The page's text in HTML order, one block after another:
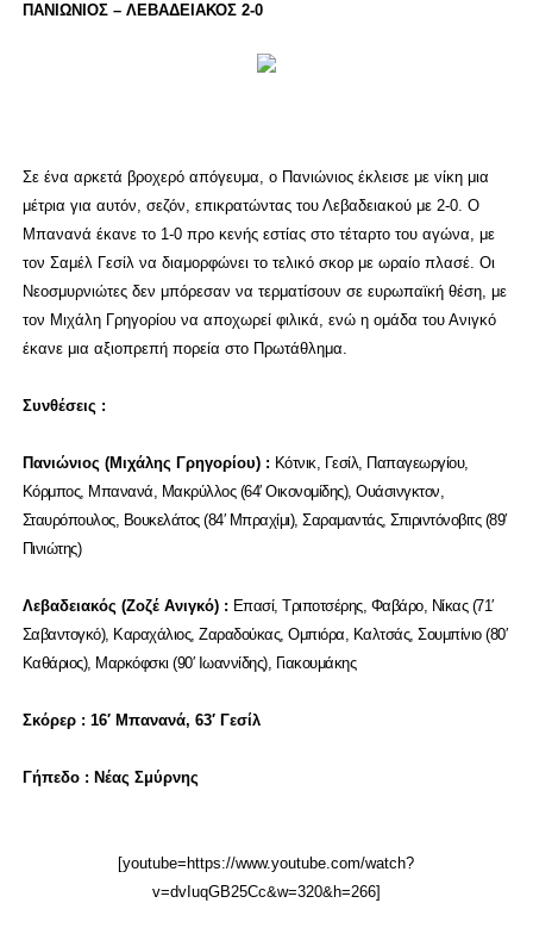
ΠΑΝΙΩΝΙΟΣ – ΛΕΒΑΔΕΙΑΚΟΣ 2-0
Σε ένα αρκετά βροχερό απόγευμα, ο Πανιώνιος έκλεισε με νίκη μια
μέτρια για αυτόν, σεζόν, επικρατώντας του Λεβαδειακού με 2-0. Ο
Μπανανά έκανε το 1-0 προ κενής εστίας στο τέταρτο του αγώνα, με
τον Σαμέλ Γεσίλ να διαμορφώνει το τελικό σκορ με ωραίο πλασέ. Οι
Νεοσμυρνιώτες δεν μπόρεσαν να τερματίσουν σε ευρωπαϊκή θέση, με
τον Μιχάλη Γρηγορίου να αποχωρεί φιλικά, ενώ η ομάδα του Ανιγκό
έκανε μια αξιοπρεπή πορεία στο Πρωτάθλημα.
Συνθέσεις :
Πανιώνιος (Μιχάλης Γρηγορίου) : Κότνικ, Γεσίλ, Παπαγεωργίου,
Κόρμπος, Μπανανά, Μακρύλλος (64′ Οικονομίδης), Ουάσινγκτον,
Σταυρόπουλος, Βουκελάτος (84′ Μπραχίμι), Σαραμαντάς, Σπιριντόνοβιτς (89′
Πινιώτης)
Λεβαδειακός (Ζοζέ Ανιγκό) : Επασί, Τριποτσέρης, Φαβάρο, Νίκας (71′
Σαβαντογκό), Καραχάλιος, Ζαραδούκας, Ομπιόρα, Καλτσάς, Σουμπίνιο (80′
Καθάριος), Μαρκόφσκι (90′ Ιωαννίδης), Γιακουμάκης
Σκόρερ : 16′ Μπανανά, 63′ Γεσίλ
Γήπεδο : Νέας Σμύρνης
[youtube=https://www.youtube.com/watch?
v=dvIuqGB25Cc&w=320&h=266]